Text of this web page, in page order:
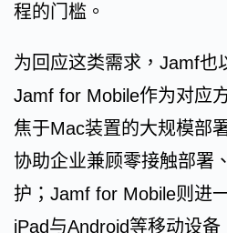
程的门槛。
为回应这类需求，Jamf也
Jamf for Mobile作为对应
焦于Mac装置的大规模部
协助企业兼顾零接触部署
护；Jamf for Mobile则进
iPad与Android等移动设